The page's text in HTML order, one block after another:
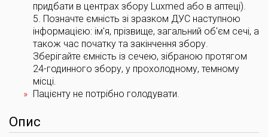
придбати в центрах збору Luxmed або в аптеці).
5. Позначте ємність зі зразком ДУС наступною
інформацією: ім'я, прізвище, загальний об'єм сечі, а
також час початку та закінчення збору.
Зберігайте ємність із сечею, зібраною протягом
24-годинного збору, у прохолодному, темному
місці.
Пацієнту не потрібно голодувати.
Опис